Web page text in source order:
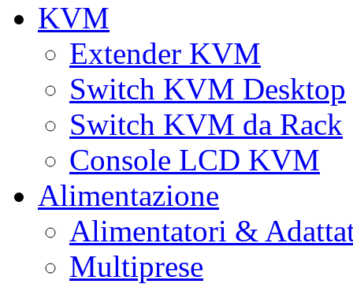
KVM
Extender KVM
Switch KVM Desktop
Switch KVM da Rack
Console LCD KVM
Alimentazione
Alimentatori &
Multiprese